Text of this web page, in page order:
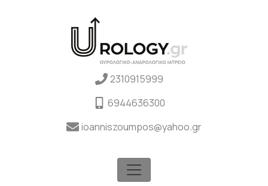
2310915999
6944636300
ioanniszoumpos@yahoo.gr